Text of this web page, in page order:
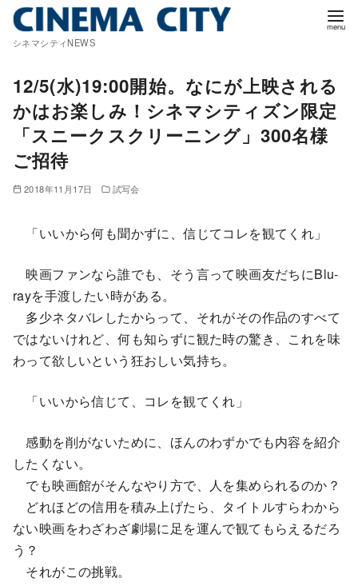
シネマシティNEWS
12/5(水)19:00開始。なにが上映される
かはお楽しみ！シネマシティズン限定
「スニークスクリーニング」300名様
ご招待
2018年11月17日 試写会
「いいから何も聞かずに、信じてコレを観てくれ」
映画ファンなら誰でも、そう言って映画友だちにBlu-
rayを手渡したい時がある。
多少ネタバレしたからって、それがその作品のすべて
ではないけれど、何も知らずに観た時の驚き、これを味
わって欲しいという狂おしい気持ち。
「いいから信じて、コレを観てくれ」
感動を削がないために、ほんのわずかでも内容を紹介
したくない。
でも映画館がそんなやり方で、人を集められるのか？
どれほどの信用を積み上げたら、タイトルすらわから
ない映画をわざわざ劇場に足を運んで観てもらえるだろ
う？
それがこの挑戦。